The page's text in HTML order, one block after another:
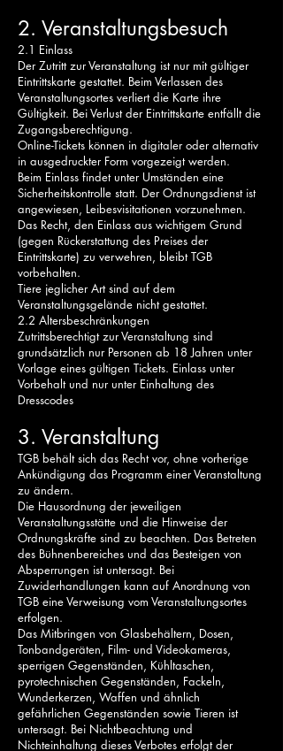
2. Veranstaltungsbesuch
2.1 Einlass
Der Zutritt zur Veranstaltung ist nur mit gültiger
Eintrittskarte gestattet. Beim Verlassen des
Veranstaltungsortes verliert die Karte ihre
Gültigkeit. Bei Verlust der Eintrittskarte entfällt die
Zugangsberechtigung.
Online-Tickets können in digitaler oder alternativ
in ausgedruckter Form vorgezeigt werden.
Beim Einlass findet unter Umständen eine
Sicherheitskontrolle statt. Der Ordnungsdienst ist
angewiesen, Leibesvisitationen vorzunehmen.
Das Recht, den Einlass aus wichtigem Grund
(gegen Rückerstattung des Preises der
Eintrittskarte) zu verwehren, bleibt TGB
vorbehalten.
Tiere jeglicher Art sind auf dem
Veranstaltungsgelände nicht gestattet.
2.2 Altersbeschränkungen
Zutrittsberechtigt zur Veranstaltung sind
grundsätzlich nur Personen ab 18 Jahren unter
Vorlage eines gültigen Tickets. Einlass unter
Vorbehalt und nur unter Einhaltung des
Dresscodes
3. Veranstaltung
TGB behält sich das Recht vor, ohne vorherige
Ankündigung das Programm einer Veranstaltung
zu ändern.
Die Hausordnung der jeweiligen
Veranstaltungsstätte und die Hinweise der
Ordnungskräfte sind zu beachten. Das Betreten
des Bühnenbereiches und das Besteigen von
Absperrungen ist untersagt. Bei
Zuwiderhandlungen kann auf Anordnung von
TGB eine Verweisung vom Veranstaltungsortes
erfolgen.
Das Mitbringen von Glasbehältern, Dosen,
Tonbandgeräten, Film- und Videokameras,
sperrigen Gegenständen, Kühltaschen,
pyrotechnischen Gegenständen, Fackeln,
Wunderkerzen, Waffen und ähnlich
gefährlichen Gegenständen sowie Tieren ist
untersagt. Bei Nichtbeachtung und
Nichteinhaltung dieses Verbotes erfolgt der